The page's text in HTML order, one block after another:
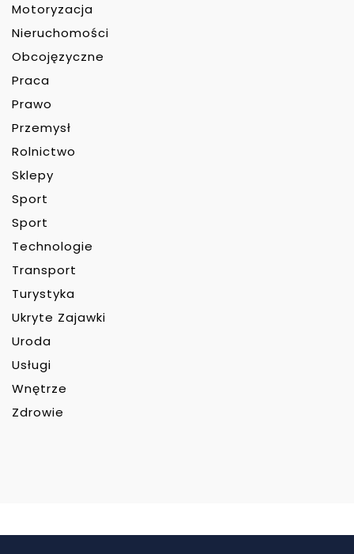
Motoryzacja
Nieruchomości
Obcojęzyczne
Praca
Prawo
Przemysł
Rolnictwo
Sklepy
Sport
Sport
Technologie
Transport
Turystyka
Ukryte Zajawki
Uroda
Usługi
Wnętrze
Zdrowie